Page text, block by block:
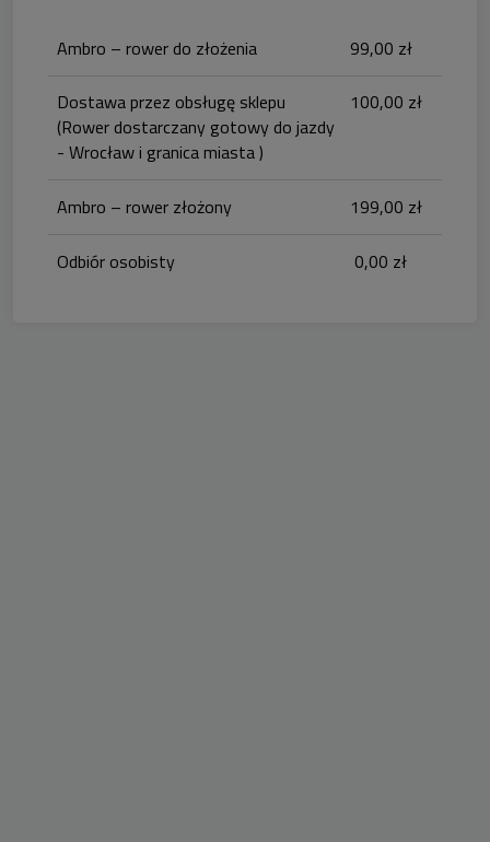
Ambro – rower do złożenia 99,00 zł
Dostawa przez obsługę sklepu
(Rower dostarczany gotowy do jazdy
- Wrocław i granica miasta )
100,00 zł
Ambro – rower złożony 199,00 zł
Odbiór osobisty 0,00 zł